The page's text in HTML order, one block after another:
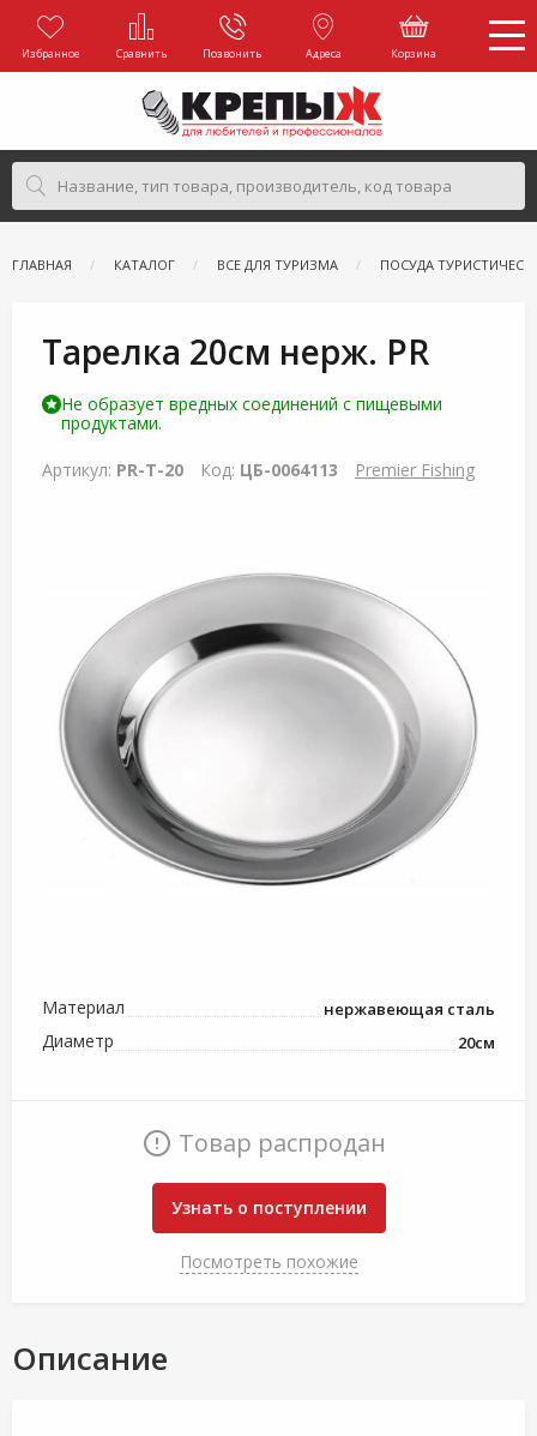
Избранное Сравнить Позвонить Адреса Корзина
ГЛАВНАЯ КАТАЛОГ ВСЕ ДЛЯ ТУРИЗМА ПОСУДА
Тарелка 20см нерж. PR
Не образует вредных соединений с пищевыми
продуктами.
Артикул: PR-T-20 Код: ЦБ-0064113 Premier Fishing
Материал нержавеющая сталь
Диаметр 20см
Товар распродан
Узнать о поступлении
Посмотреть похожие
Описание